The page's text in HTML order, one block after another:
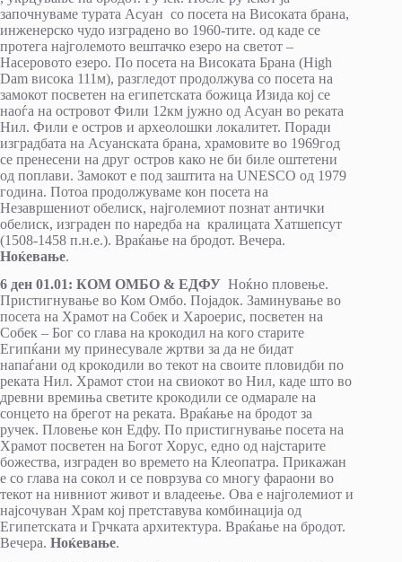
започнуваме турата Асуан со посета на Високата брана,
инженерско чудо изградено во 1960-тите. од каде се
протега најголемото вештачко езеро на светот –
Насеровото езеро. По посета на Високата Брана (High
Dam висока 111м), разгледот продолжува со посета на
замокот посветен на египетската божица Изида кој се
наоѓа на островот Фили 12км јужно од Асуан во реката
Нил. Фили е остров и археолошки локалитет. Поради
изградбата на Асуанската брана, храмовите во 1969год
се пренесени на друг остров како не би биле оштетени
од поплави. Замокот е под заштита на UNESCO од 1979
година. Потоа продолжуваме кон посета на
Незавршениот обелиск, најголемиот познат антички
обелиск, изграден по наредба на кралицата Хатшепсут
(1508-1458 п.н.е.). Враќање на бродот. Вечера.
Ноќевање.
6 ден 01.01: КОМ ОМБО & ЕДФУ Ноќно пловење.
Пристигнување во Ком Омбо. Појадок. Заминување во
посета на Храмот на Собек и Хароерис, посветен на
Собек – Бог со глава на крокодил на кого старите
Египќани му принесувале жртви за да не бидат
напаѓани од крокодили во текот на своите пловидби по
реката Нил. Храмот стои на свиокот во Нил, каде што во
древни времиња светите крокодили се одмарале на
сонцето на брегот на реката. Враќање на бродот за
ручек. Пловење кон Едфу. По пристигнување посета на
Храмот посветен на Богот Хорус, едно од најстарите
божества, изграден во времето на Клеопатра. Прикажан
е со глава на сокол и се поврзува со многу фараони во
текот на нивниот живот и владеење. Ова е најголемиот и
најсочуван Храм кој претставува комбинација од
Египетската и Грчката архитектура. Враќање на бродот.
Вечера. Ноќевање.